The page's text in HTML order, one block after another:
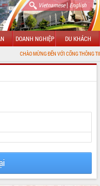
Vietnamese| English
DOANH NGHIỆP DU KHÁCH
MỪNG ĐẾN VỚI CỔNG THÔNG TIN ĐIỆN TỬ